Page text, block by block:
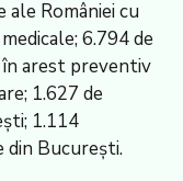
României cu
6.794 de
arest preventiv
1.627 de
1.114
din București.